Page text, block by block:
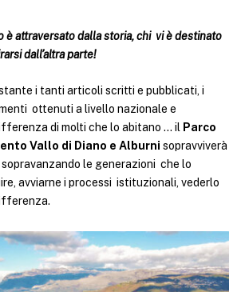
è attraversato dalla storia, chi vi è destinato
dall’altra parte!
i tanti articoli scritti e pubblicati, i
ottenuti a livello nazionale e
di molti che lo abitano … il Parco
Vallo di Diano e Alburni sopravviverà
le generazioni che lo
avviarne i processi istituzionali, vederlo